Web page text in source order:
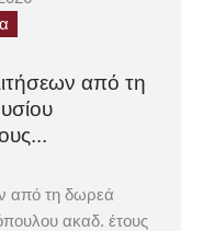
από τη
από τη δωρεά
ακαδ. έτους